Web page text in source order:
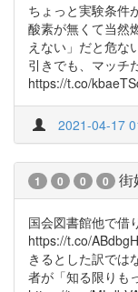
ちょっと実験条件
酸素が無くて当然
えない」だと危な
引きでも、マッチ
https://t.co/
2021-04-17
1 0 0 0 街
国会図書館他で借
https://t.co/
きるとした訳では
者が「知る限りも